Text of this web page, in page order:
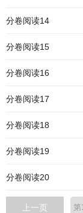
分卷阅读14
分卷阅读15
分卷阅读16
分卷阅读17
分卷阅读18
分卷阅读19
分卷阅读20
上一页